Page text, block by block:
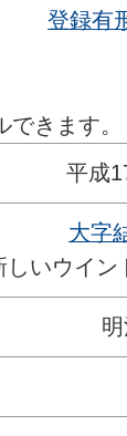
登録有
きます。
平成
大字
しいウイ